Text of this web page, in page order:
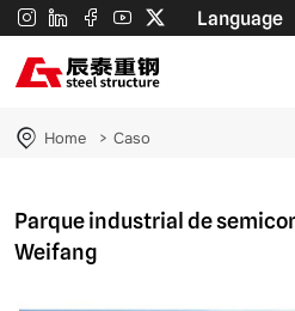
Language
Parque
industrial
de
semiconductores
de
Weifang
Home Caso
Parque industrial de
Weifang